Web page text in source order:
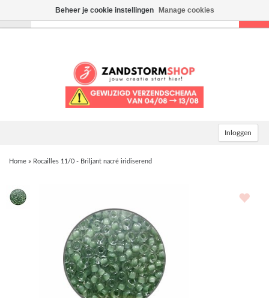
Inloggen
Home » Rocailles 11/0 - Briljant nacré iridiserend
Beheer je cookie instellingen Manage cookies